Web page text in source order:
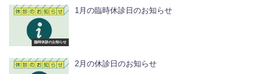
臨時休診のお知らせ
1月の臨時休診日のお知らせ
2月の休診日のお知らせ